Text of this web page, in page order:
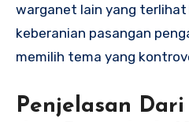
warganet lain yang terlihat
keberanian pasangan
memilih tema yang
Penjelasan